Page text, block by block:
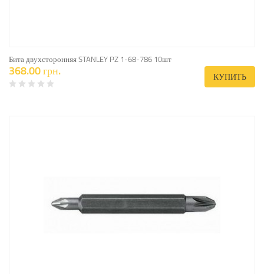
Бита двухсторонняя STANLEY PZ 1-68-786 10шт
368.00 грн. КУПИТЬ